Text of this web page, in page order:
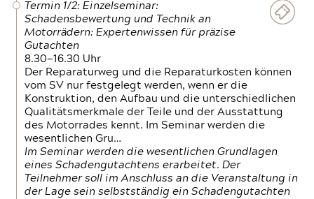
Termin 1/2: Einzelseminar:
Schadensbewertung und Technik an
Motorrädern: Expertenwissen für präzise
Gutachten
8.30—16.30 Uhr
Der Reparaturweg und die Reparaturkosten können
vom SV nur festgelegt werden, wenn er die
Konstruktion, den Aufbau und die unterschiedlichen
Qualitätsmerkmale der Teile und der Ausstattung
des Motorrades kennt. Im Seminar werden die
wesentlichen Gru…
Im Seminar werden die wesentlichen Grundlagen
eines Schadengutachtens erarbeitet. Der
Teilnehmer soll im Anschluss an die Veranstaltung in
der Lage sein selbstständig ein Schadengutachten